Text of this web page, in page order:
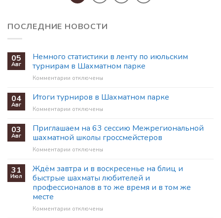
ПОСЛЕДНИЕ НОВОСТИ
05
Авг
Немного статистики в ленту по июльским
турнирам в Шахматном парке
Комментарии к
Немного
статистики
в
по
июльским
в
парке
отключены
04
Авг
Итоги турниров в Шахматном парке
Комментарии к
Итоги
турниров
в
Шахматном
отключены
03
Авг
Приглашаем на 63 сессию Межрегиональной
шахматной школы гроссмейстеров
Комментарии к
Приглашаем
на
63
сессию
шахматной
отключены
31
Июл
Ждём завтра и в воскресенье на блиц и
быстрые шахматы любителей и
профессионалов в то же время и в том же
месте
Комментарии котключены